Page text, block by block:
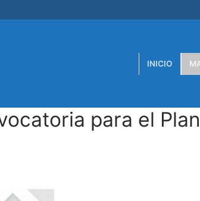
INICIO
para el